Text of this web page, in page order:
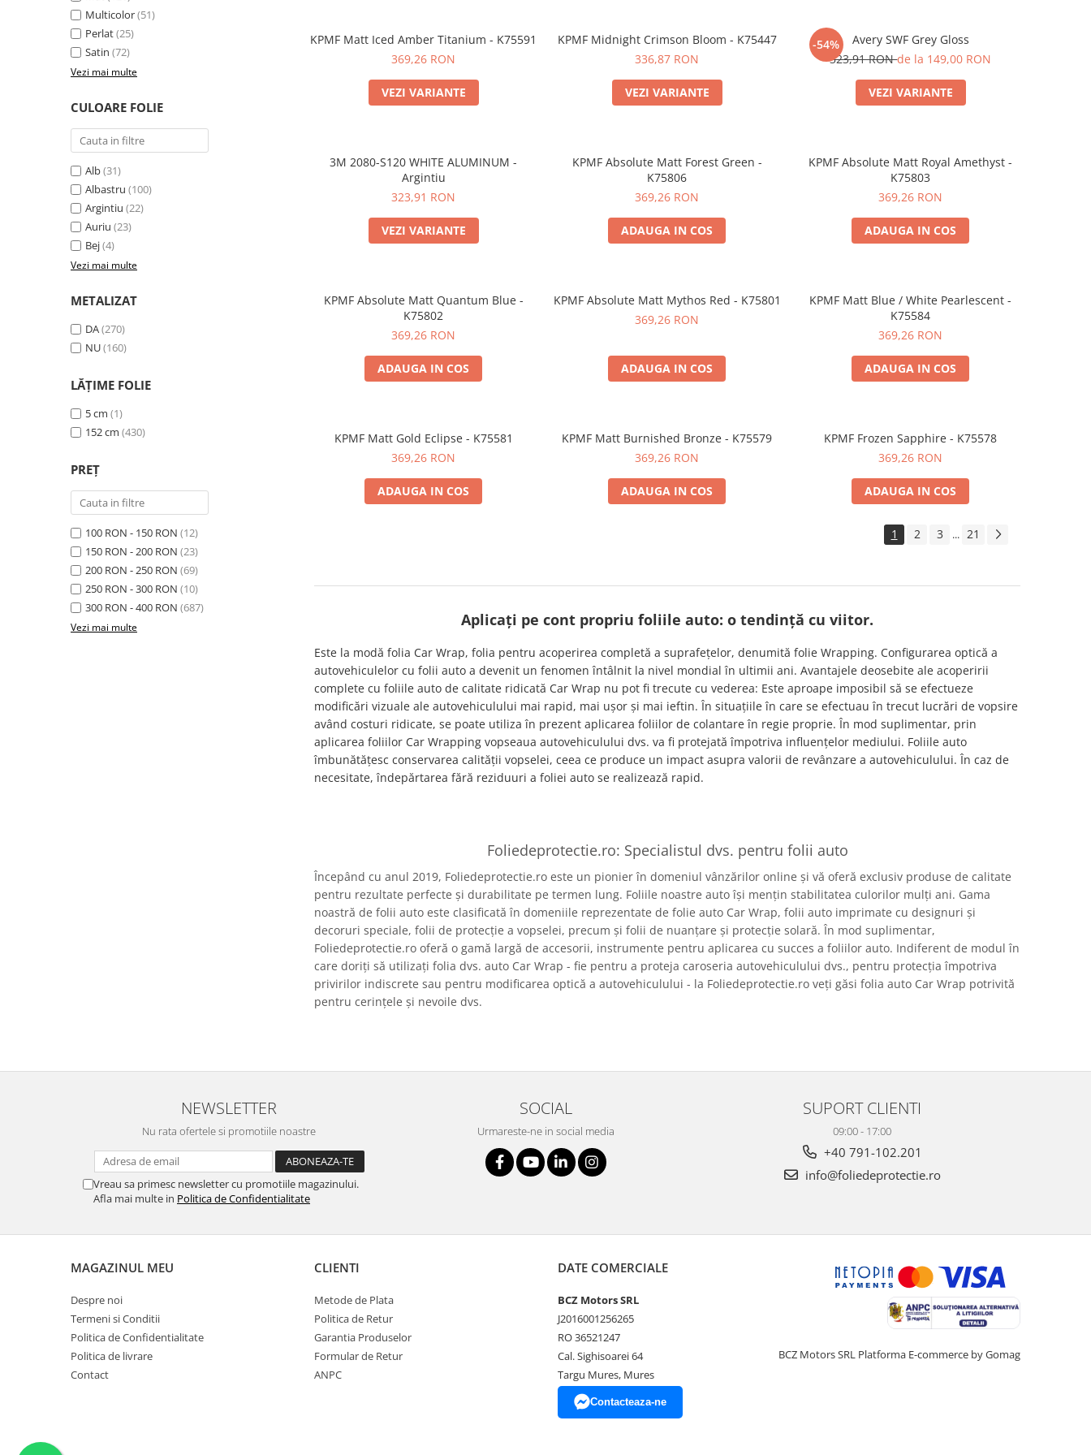
Print format mare
Folie transfer
Benzi adezive
Benzi antiderapante
Folie termo transfer
Benzi și covoare anti-alunecare
Multicolor(51)
Perlat(25)
Satin (72)
Vezi mai multe
CULOARE FOLIE
Alb(31)
Albastru (100)
Argintiu (22)
Auriu (23)
Bej(4)
Vezi mai multe
METALIZAT
DA(270)
NU(160)
LĂȚIME FOLIE
5 cm (1)
152 cm (430)
PREȚ
100 RON - 150 RON (12)
150 RON - 200 RON (23)
200 RON - 250 RON (69)
250 RON - 300 RON (10)
300 RON - 400 RON (687)
Vezi mai multe
KPMF Matt Iced Amber Titanium - K75591
369,26 RON
VEZI VARIANTE
KPMF Midnight Crimson Bloom - K75447
336,87 RON
VEZI VARIANTE
-54%
Avery SWF Grey Gloss
323,91 RONde la 149,00 RON
VEZI VARIANTE
3M 2080-S120 WHITE ALUMINUM -
Argintiu
323,91 RON
VEZI VARIANTE
KPMF Absolute Matt Forest Green -
K75806
369,26 RON
ADAUGA IN COS
KPMF Absolute Matt Royal Amethyst -
K75803
369,26 RON
ADAUGA IN COS
KPMF Absolute Matt Quantum Blue -
K75802
369,26 RON
ADAUGA IN COS
KPMF Absolute Matt Mythos Red - K75801
369,26 RON
ADAUGA IN COS
KPMF Matt Blue / White Pearlescent -
K75584
369,26 RON
ADAUGA IN COS
KPMF Matt Gold Eclipse - K75581
369,26 RON
ADAUGA IN COS
KPMF Matt Burnished Bronze - K75579
369,26 RON
ADAUGA IN COS
KPMF Frozen Sapphire - K75578
369,26 RON
ADAUGA IN COS
1 2 3 ... 21
Aplicați pe cont propriu foliile auto: o tendință cu viitor.
Este la modă folia Car Wrap, folia pentru acoperirea completă a suprafețelor, denumită folie Wrapping. Configurarea optică a
autovehiculelor cu folii auto a devenit un fenomen întâlnit la nivel mondial în ultimii ani. Avantajele deosebite ale acoperirii
complete cu foliile auto de calitate ridicată Car Wrap nu pot fi trecute cu vederea: Este aproape imposibil să se efectueze
modificări vizuale ale autovehiculului mai rapid, mai ușor și mai ieftin. În situațiile în care se efectuau în trecut lucrări de vopsire
având costuri ridicate, se poate utiliza în prezent aplicarea foliilor de colantare în regie proprie. În mod suplimentar, prin
aplicarea foliilor Car Wrapping vopseaua autovehiculului dvs. va fi protejată împotriva influențelor mediului. Foliile auto
îmbunătățesc conservarea calității vopselei, ceea ce produce un impact asupra valorii de revânzare a autovehiculului. În caz de
necesitate, îndepărtarea fără reziduuri a foliei auto se realizează rapid.
Foliedeprotectie.ro: Specialistul dvs. pentru folii auto
Începând cu anul 2019, Foliedeprotectie.ro este un pionier în domeniul vânzărilor online și vă oferă exclusiv produse de calitate
pentru rezultate perfecte și durabilitate pe termen lung. Foliile noastre auto își mențin stabilitatea culorilor mulți ani. Gama
noastră de folii auto este clasificată în domeniile reprezentate de folie auto Car Wrap, folii auto imprimate cu designuri și
decoruri speciale, folii de protecție a vopselei, precum și folii de nuanțare și protecție solară. În mod suplimentar,
Foliedeprotectie.ro oferă o gamă largă de accesorii, instrumente pentru aplicarea cu succes a foliilor auto. Indiferent de modul în
care doriți să utilizați folia dvs. auto Car Wrap - fie pentru a proteja caroseria autovehiculului dvs., pentru protecția împotriva
privirilor indiscrete sau pentru modificarea optică a autovehiculului - la Foliedeprotectie.ro veți găsi folia auto Car Wrap potrivită
pentru cerințele și nevoile dvs.
NEWSLETTER
Nu rata ofertele si promotiile noastre
Vreau sa primesc newsletter cu promotiile magazinului.
Afla mai multe in Politica de Confidentialitate
SOCIAL
Urmareste-ne in social media
SUPORT CLIENTI
09:00 - 17:00
+40 791-102.201
info@foliedeprotectie.ro
MAGAZINUL MEU
Despre noi
Termeni si Conditii
Politica de Confidentialitate
Politica de livrare
Contact
CLIENTI
Metode de Plata
Politica de Retur
Garantia Produselor
Formular de Retur
ANPC
DATE COMERCIALE
BCZ Motors SRL
J2016001256265
RO 36521247
Cal. Sighisoarei 64
Targu Mures, Mures
Contacteaza-ne
BCZ Motors SRL Platforma E-commerce by Gomag